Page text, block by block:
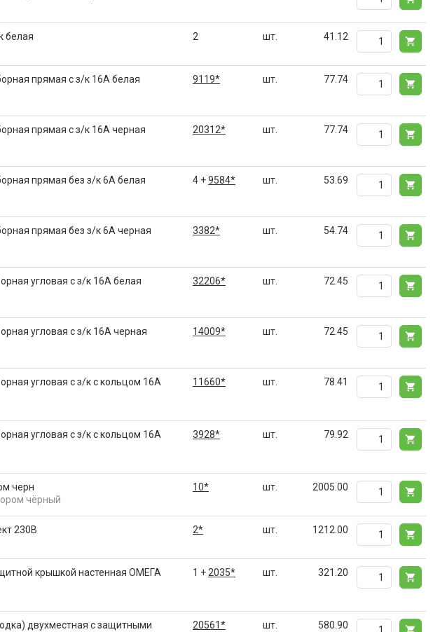
белая 2 шт. 41.12
прямая с з/к 16А белая 9119* шт. 77.74
прямая с з/к 16А черная 20312* шт. 77.74
прямая без з/к 6А белая 4 +9584* шт. 53.69
прямая без з/к 6А черная 3382* шт. 54.74
угловая с з/к 16А белая 32206* шт. 72.45
угловая с з/к 16А черная 14009* шт. 72.45
угловая с з/к с кольцом 16А
11660* шт. 78.41
угловая с з/к с кольцом 16А
3928* шт. 79.92
черн
чёрный
10* шт. 2005.00
230В 2* шт. 1212.00
крышкой настенная ОМЕГА
1 + 2035* шт. 321.20
двухместная с защитными
20561* шт. 580.90